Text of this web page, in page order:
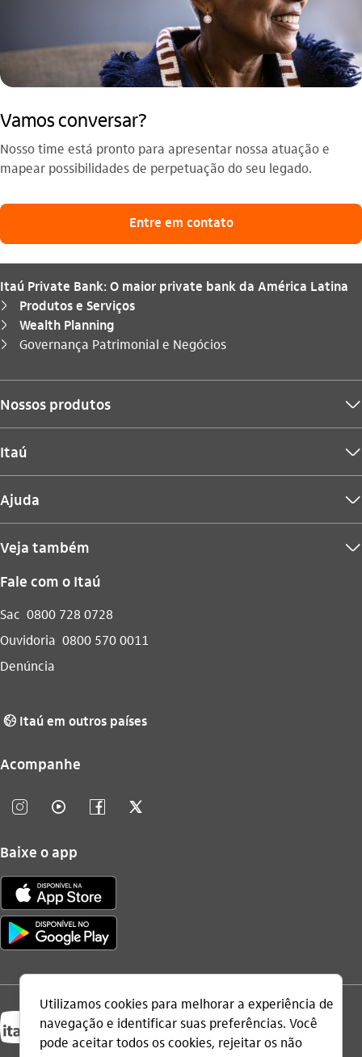
Vamos conversar?
Nosso time está pronto para apresentar nossa atuação e
mapear possibilidades de perpetuação do seu legado.
Entre em contato
Itaú Private Bank: O maior private bank da América Latina
seta_direita Produtos e Serviços
seta_direita Wealth Planning
seta_direita
Você está aqui:
Governança Patrimonial e Negócios
Nossos produtos seta_baixo
Itaú seta_baixo
Ajuda seta_baixo
Veja também seta_baixo
Fale com o Itaú
Sac 0800 728 0728
Ouvidoria 0800 570 0011
Denúncia
globo_outline Itaú em outros países
Acompanhe
instagram_outline video_outline facebook_outline twitter_outline
Baixe o app